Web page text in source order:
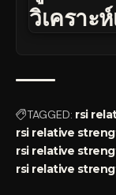
วิเคราะ
TAGGED: rsi
rsi relative
rsi relative
rsi relative